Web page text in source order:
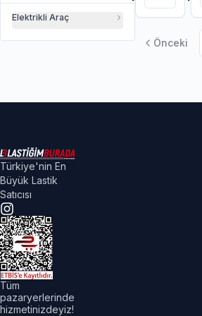
Elektrikli Araç
Önceki
Türkiye'nin En
Büyük Lastik
Satıcısı
Tüm
pazaryerlerinde
hizmetinizdeyiz!